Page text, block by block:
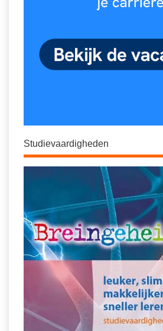
Startpagina onderwijs
Tweede Wereldoorlog
Middelbare school niveaus
Studenten laptop
Schoolvakanties
Huiswerkbegeleiding
Huiswerkbegeleider zoeken
Huiswerkbegeleider worden
Studievaardigheden